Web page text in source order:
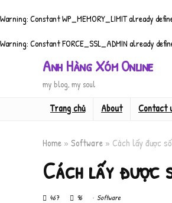
Warning: Constant WP_MEMORY_LIMIT already
Warning: Constant FORCE_SSL_ADMIN already
Anh Hàng Xóm Online
my blog, my soul
Trang chủ About Contact
Home » Software » Cách lấy được
Cách lấy được
467 96 Software